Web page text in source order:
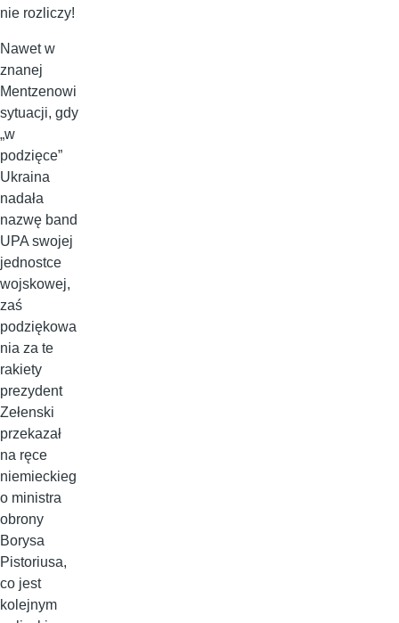
nie rozliczy!
Nawet w
znanej
Mentzenowi
sytuacji, gdy
„w
podzięce”
Ukraina
nadała
nazwę band
UPA swojej
jednostce
wojskowej,
zaś
podziękowa
nia za te
rakiety
prezydent
Zełenski
przekazał
na ręce
niemieckieg
o ministra
obrony
Borysa
Pistoriusa,
co jest
kolejnym